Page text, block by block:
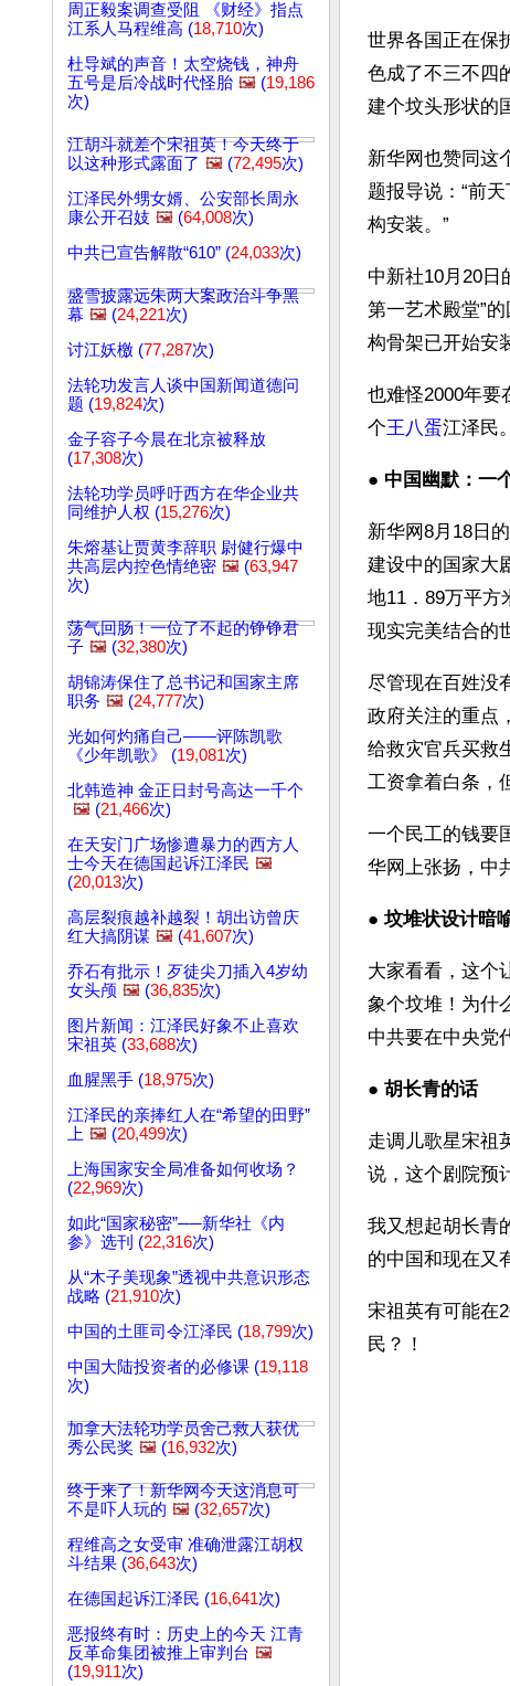
周正毅案调查受阻 《财经》指点
江系人马程维高 (18,710次)
杜导斌的声音！太空烧钱，神舟
五号是后冷战时代怪胎 🖼️ (19,186
次)
江胡斗就差个宋祖英！今天终于
以这种形式露面了 🖼️ (72,495次)
江泽民外甥女婿、公安部长周永
康公开召妓 🖼️ (64,008次)
中共已宣告解散“610” (24,033次)
盛雪披露远朱两大案政治斗争黑
幕 🖼️ (24,221次)
讨江妖檄 (77,287次)
法轮功发言人谈中国新闻道德问
题 (19,824次)
金子容子今晨在北京被释放
(17,308次)
法轮功学员呼吁西方在华企业共
同维护人权 (15,276次)
朱熔基让贾黄李辞职 尉健行爆中
共高层内控色情绝密 🖼️ (63,947
次)
荡气回肠！一位了不起的铮铮君
子 🖼️ (32,380次)
胡锦涛保住了总书记和国家主席
职务 🖼️ (24,777次)
光如何灼痛自己——评陈凯歌
《少年凯歌》 (19,081次)
北韩造神 金正日封号高达一千个
🖼️ (21,466次)
在天安门广场惨遭暴力的西方人
士今天在德国起诉江泽民 🖼️
(20,013次)
高层裂痕越补越裂！胡出访曾庆
红大搞阴谋 🖼️ (41,607次)
乔石有批示！歹徒尖刀插入4岁幼
女头颅 🖼️ (36,835次)
图片新闻：江泽民好象不止喜欢
宋祖英 (33,688次)
血腥黑手 (18,975次)
江泽民的亲捧红人在“希望的田野”
上 🖼️ (20,499次)
上海国家安全局准备如何收场？
(22,969次)
如此“国家秘密”──新华社《内
参》选刊 (22,316次)
从“木子美现象”透视中共意识形态
战略 (21,910次)
中国的土匪司令江泽民 (18,799次)
中国大陆投资者的必修课 (19,118
次)
加拿大法轮功学员舍己救人获优
秀公民奖 🖼️ (16,932次)
终于来了！新华网今天这消息可
不是吓人玩的 🖼️ (32,657次)
程维高之女受审 准确泄露江胡权
斗结果 (36,643次)
在德国起诉江泽民 (16,641次)
恶报终有时：历史上的今天 江青
反革命集团被推上审判台 🖼️
(19,911次)
世界各国正在保
色成了不三不四
建个坟头形状的
新华网也赞同这
题报导说：“前
构安装。”
中新社10月20日
第一艺术殿堂”
构骨架已开始安
也难怪2000年要
个王八蛋江泽民。
● 中国幽默：一
新华网8月18日
建设中的国家大
地11．89万平方
现实完美结合的
尽管现在百姓没
政府关注的重点
给救灾官兵买救
工资拿着白条，
一个民工的钱要
华网上张扬，中
● 坟堆状设计暗
大家看看，这个
象个坟堆！为什
中共要在中央党
● 胡长青的话
走调儿歌星宋祖
说，这个剧院预
我又想起胡长青
的中国和现在又
宋祖英有可能在
民？！